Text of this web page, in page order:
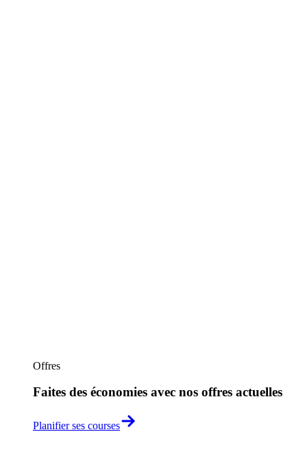
Offres
Faites des économies avec nos offres actuelles
Planifier ses courses